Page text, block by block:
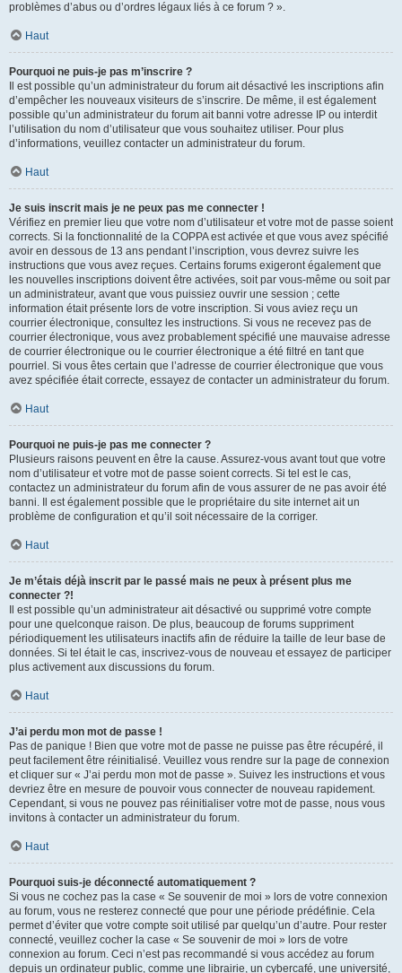
problèmes d’abus ou d’ordres légaux liés à ce forum ? ».
Haut
Pourquoi ne puis-je pas m’inscrire ?
Il est possible qu’un administrateur du forum ait désactivé les inscriptions afin
d’empêcher les nouveaux visiteurs de s’inscrire. De même, il est également
possible qu’un administrateur du forum ait banni votre adresse IP ou interdit
l’utilisation du nom d’utilisateur que vous souhaitez utiliser. Pour plus
d’informations, veuillez contacter un administrateur du forum.
Haut
Je suis inscrit mais je ne peux pas me connecter !
Vérifiez en premier lieu que votre nom d’utilisateur et votre mot de passe soient
corrects. Si la fonctionnalité de la COPPA est activée et que vous avez spécifié
avoir en dessous de 13 ans pendant l’inscription, vous devrez suivre les
instructions que vous avez reçues. Certains forums exigeront également que
les nouvelles inscriptions doivent être activées, soit par vous-même ou soit par
un administrateur, avant que vous puissiez ouvrir une session ; cette
information était présente lors de votre inscription. Si vous aviez reçu un
courrier électronique, consultez les instructions. Si vous ne recevez pas de
courrier électronique, vous avez probablement spécifié une mauvaise adresse
de courrier électronique ou le courrier électronique a été filtré en tant que
pourriel. Si vous êtes certain que l’adresse de courrier électronique que vous
avez spécifiée était correcte, essayez de contacter un administrateur du forum.
Haut
Pourquoi ne puis-je pas me connecter ?
Plusieurs raisons peuvent en être la cause. Assurez-vous avant tout que votre
nom d’utilisateur et votre mot de passe soient corrects. Si tel est le cas,
contactez un administrateur du forum afin de vous assurer de ne pas avoir été
banni. Il est également possible que le propriétaire du site internet ait un
problème de configuration et qu’il soit nécessaire de la corriger.
Haut
Je m’étais déjà inscrit par le passé mais ne peux à présent plus me
connecter ?!
Il est possible qu’un administrateur ait désactivé ou supprimé votre compte
pour une quelconque raison. De plus, beaucoup de forums suppriment
périodiquement les utilisateurs inactifs afin de réduire la taille de leur base de
données. Si tel était le cas, inscrivez-vous de nouveau et essayez de participer
plus activement aux discussions du forum.
Haut
J’ai perdu mon mot de passe !
Pas de panique ! Bien que votre mot de passe ne puisse pas être récupéré, il
peut facilement être réinitialisé. Veuillez vous rendre sur la page de connexion
et cliquer sur « J’ai perdu mon mot de passe ». Suivez les instructions et vous
devriez être en mesure de pouvoir vous connecter de nouveau rapidement.
Cependant, si vous ne pouvez pas réinitialiser votre mot de passe, nous vous
invitons à contacter un administrateur du forum.
Haut
Pourquoi suis-je déconnecté automatiquement ?
Si vous ne cochez pas la case « Se souvenir de moi » lors de votre connexion
au forum, vous ne resterez connecté que pour une période prédéfinie. Cela
permet d’éviter que votre compte soit utilisé par quelqu’un d’autre. Pour rester
connecté, veuillez cocher la case « Se souvenir de moi » lors de votre
connexion au forum. Ceci n’est pas recommandé si vous accédez au forum
depuis un ordinateur public, comme une librairie, un cybercafé, une université,